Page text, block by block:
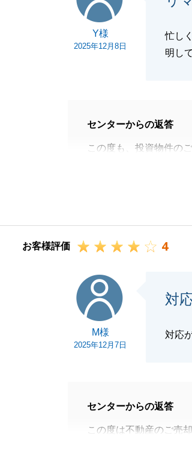
Y様
2025年12月8日
忙し
明し
センターからの返答
この度も、投資物件の
また、お忙しい中、決
何卒よろしくお願いいた
お客様評価 4
M様
2025年12月7日
対
対応
センターからの返答
この度は不動産のご売